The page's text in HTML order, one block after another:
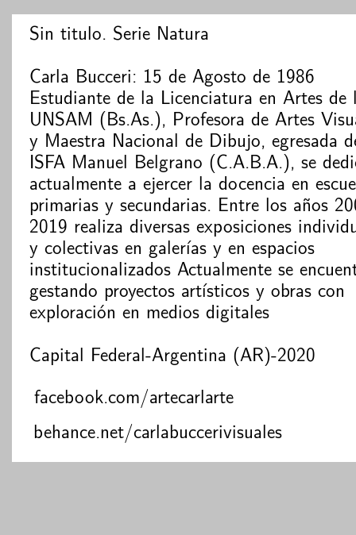
Sin titulo. Serie Natura
Carla Bucceri: 15 de Agosto de 1986
Estudiante de la Licenciatura en Artes de
UNSAM (Bs.As.), Profesora de Artes
y Maestra Nacional de Dibujo, egresada
ISFA Manuel Belgrano (C.A.B.A.), se
actualmente a ejercer la docencia en
primarias y secundarias. Entre los años
2019 realiza diversas exposiciones
y colectivas en galerías y en espacios
institucionalizados Actualmente se
gestando proyectos artísticos y obras con
exploración en medios digitales
Capital Federal-Argentina (AR)-2020
facebook.com/artecarlarte
behance.net/carlabuccerivisuales